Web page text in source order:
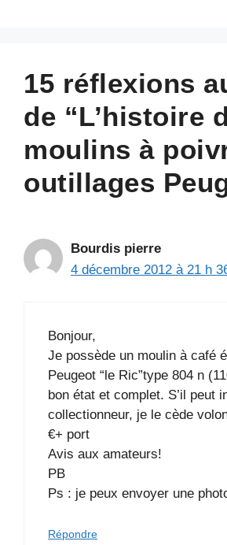
15 réflexions
de “L’histoire
moulins à
outillages
Bourdis pierre
4 décembre 2012 à 21 h
Bonjour,
Je possède un moulin à café
Peugeot “le Ric”type 804 n
bon état et complet. S’il peut
collectionneur, je le cède
€+ port
Avis aux amateurs!
PB
Ps : je peux envoyer une
Répondre